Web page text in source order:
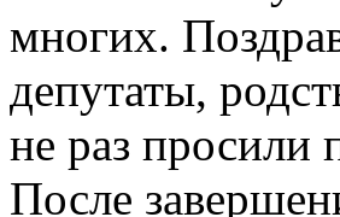
многих.
депутаты,
не раз просили
После